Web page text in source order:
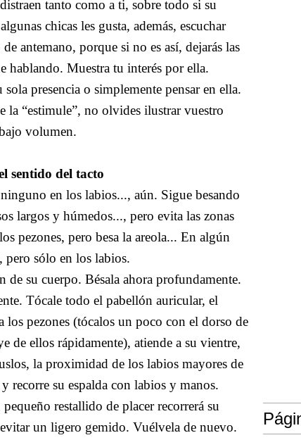
tanto como a ti, sobre todo si su
chicas les gusta, además, escuchar
antemano, porque si no es así, dejarás las
hablando. Muestra tu interés por ella.
presencia o simplemente pensar en ella.
la “estimule”, no olvides ilustrar vuestro
volumen.
sentido del tacto
en los labios..., aún. Sigue besando
largos y húmedos..., pero evita las zonas
pezones, pero besa la areola... En algún
pero sólo en los labios.
de su cuerpo. Bésala ahora profundamente.
Tócale todo el pabellón auricular, el
los pezones (tócalos un poco con el dorso de
de ellos rápidamente), atiende a su vientre,
la proximidad de los labios mayores de
recorre su espalda con labios y manos.
restallido de placer recorrerá su
un ligero gemido. Vuélvela de nuevo.